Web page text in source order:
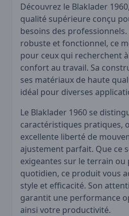
Découvrez le Blaklader
qualité supérieure conçu
besoins des professionnels.
robuste et fonctionnel, ce
pour ceux qui recherchent
confort au travail. Sa
ses matériaux de haute
idéal pour diverses
Le Blaklader 1960 se
caractéristiques pratiques,
excellente liberté de
ajustement parfait. Que ce
exigeantes sur le terrain ou
quotidien, ce produit vous
style et efficacité. Son
garantit une performance
ainsi votre productivité.